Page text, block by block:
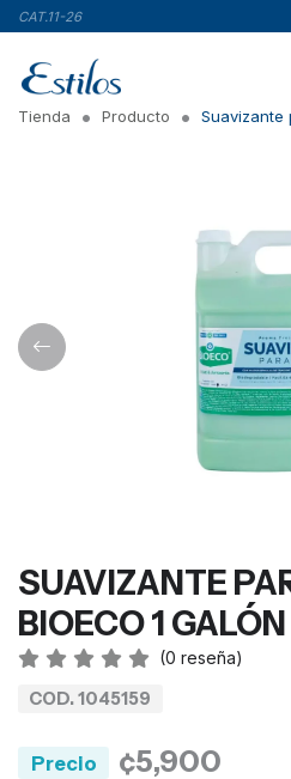
CAT.11-26
Tienda Producto Suavizante
SUAVIZANTE
BIOECO 1 GALÓN
(0 reseña)
COD. 1045159
Precio ¢5,900